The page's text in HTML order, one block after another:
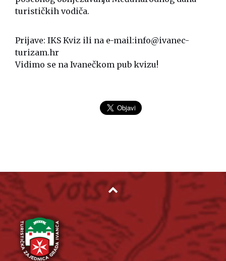
turističkih vodiča.
Prijave: IKS Kviz ili na e-mail:info@ivanec-
turizam.hr
Vidimo se na Ivanečkom pub kvizu!